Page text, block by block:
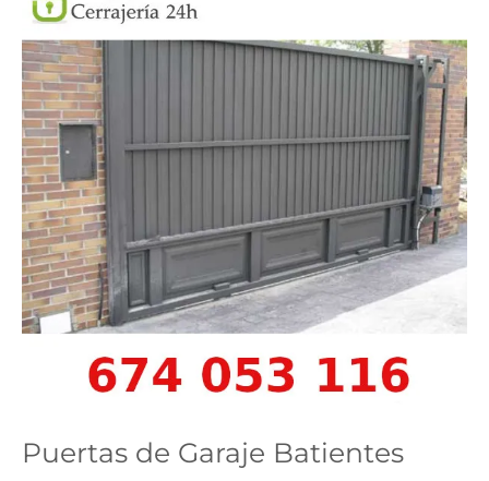
Puertas de Garaje Batientes